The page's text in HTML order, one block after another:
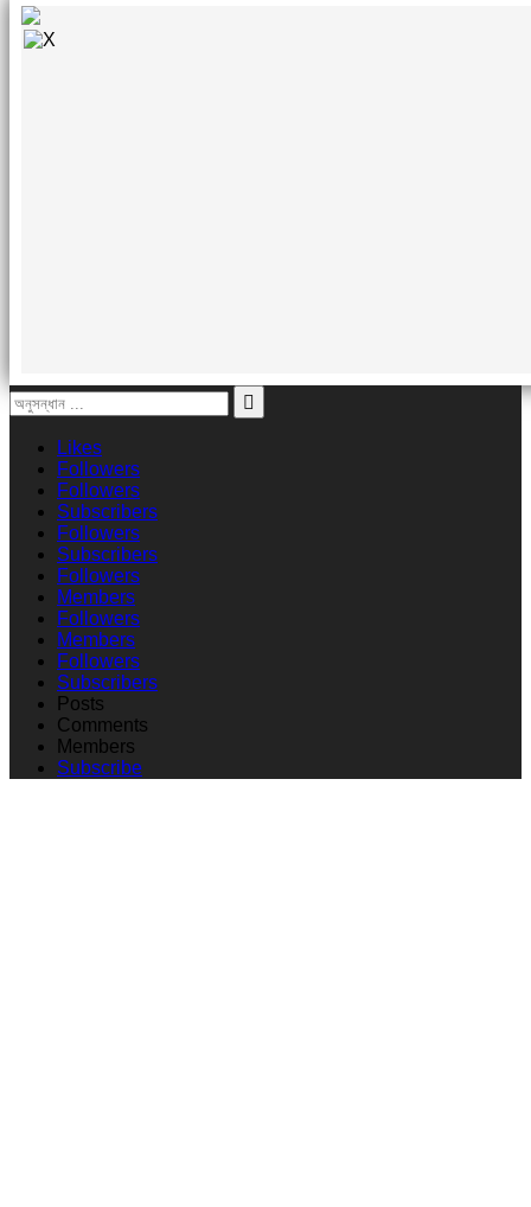
Likes
Followers
Followers
Subscribers
Followers
Subscribers
Followers
Members
Followers
Members
Followers
Subscribers
Posts
Comments
Members
Subscribe